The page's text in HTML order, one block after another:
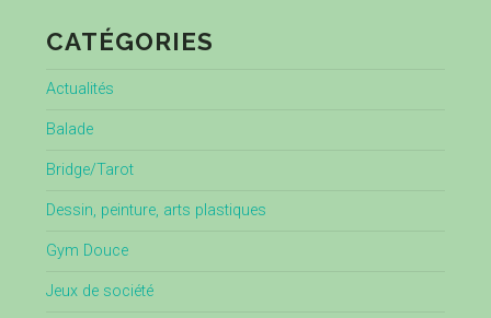
CATÉGORIES
Actualités
Balade
Bridge/Tarot
Dessin, peinture, arts plastiques
Gym Douce
Jeux de société